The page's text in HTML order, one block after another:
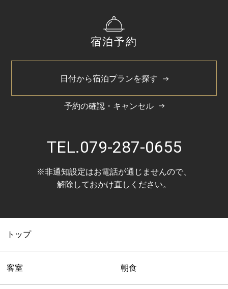
宿泊予約
日付から宿泊プランを探す
予約の確認・キャンセル
TEL.079-287-0655
※非通知設定はお電話が通じませんので、
解除しておかけ直しください。
トップ
客室 朝食